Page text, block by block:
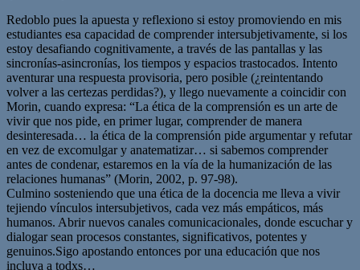
Redoblo pues la apuesta y reflexiono si estoy promoviendo en mis
estudiantes esa capacidad de comprender intersubjetivamente, si los
estoy desafiando cognitivamente, a través de las pantallas y las
sincronías-asincronías, los tiempos y espacios trastocados. Intento
aventurar una respuesta provisoria, pero posible (¿reintentando
volver a las certezas perdidas?), y llego nuevamente a coincidir con
Morin, cuando expresa: “La ética de la comprensión es un arte de
vivir que nos pide, en primer lugar, comprender de manera
desinteresada… la ética de la comprensión pide argumentar y refutar
en vez de excomulgar y anatematizar… si sabemos comprender
antes de condenar, estaremos en la vía de la humanización de las
relaciones humanas” (Morin, 2002, p. 97-98).
Culmino sosteniendo que una ética de la docencia me lleva a vivir
tejiendo vínculos intersubjetivos, cada vez más empáticos, más
humanos. Abrir nuevos canales comunicacionales, donde escuchar y
dialogar sean procesos constantes, significativos, potentes y
genuinos.Sigo apostando entonces por una educación que nos
incluya a todxs…